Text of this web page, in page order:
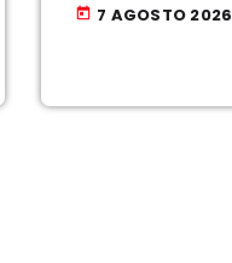
today 7 AGOSTO 2026